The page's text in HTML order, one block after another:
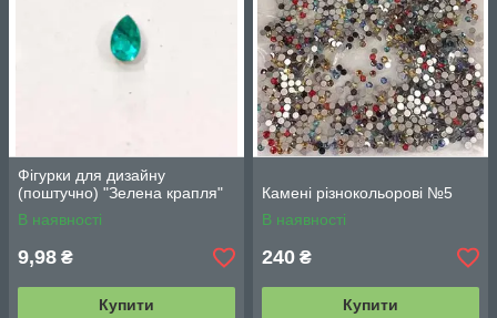
Фігурки для дизайну
(поштучно) "Зелена крапля"
В наявності
9,98 ₴
Купити
Камені різнокольорові №5
В наявності
240 ₴
Купити